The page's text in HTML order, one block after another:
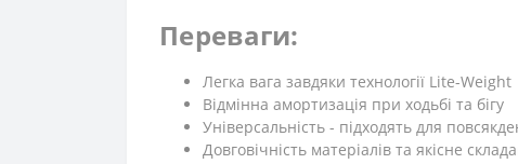
Переваги:
Легка вага завдяки технології Lite-Weight
Відмінна амортизація при ходьбі та бігу
Універсальність - підходять для
Довговічність матеріалів та якісне